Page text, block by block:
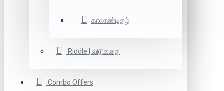
காலாண்டிதழ்
Riddle | விடுகதை
Combo Offers